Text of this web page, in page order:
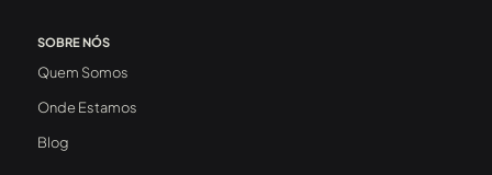
SOBRE NÓS
Quem Somos
Onde Estamos
Blog